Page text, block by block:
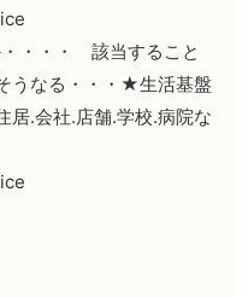
・・・ 該当すること
うなる・・・★生活基盤
.会社.店舗.学校.病院な